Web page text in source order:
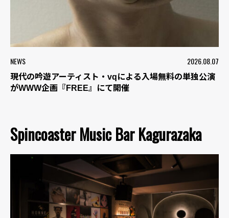
NEWS 2026.08.07
現代の吟遊アーティスト・vqによる入場無料の単独公演
がWWW企画『FREE』にて開催
Spincoaster Music Bar Kagurazaka